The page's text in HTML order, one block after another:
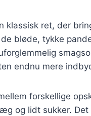
klassisk ret, der
bløde, tykke
endnu mere
forskellige
og lidt sukker.